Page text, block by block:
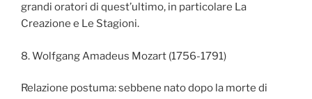
grandi oratori di quest’ultimo, in particolare La
Creazione e Le Stagioni.
8. Wolfgang Amadeus Mozart (1756-1791)
Relazione postuma: sebbene nato dopo la morte di